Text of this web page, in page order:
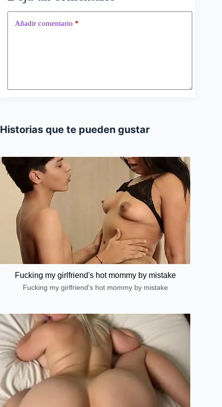
Añadir comentario *
Historias que te pueden gustar
Fucking my girlfriend's hot mommy by mistake
Fucking my girlfriend's hot mommy by mistake